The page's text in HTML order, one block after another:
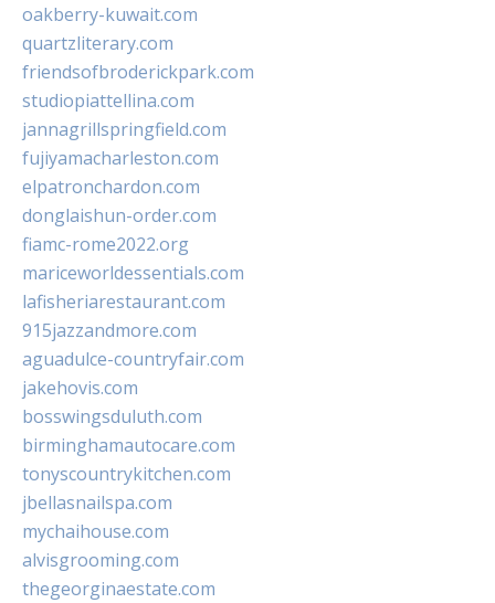
oakberry-kuwait.com
quartzliterary.com
friendsofbroderickpark.com
studiopiattellina.com
jannagrillspringfield.com
fujiyamacharleston.com
elpatronchardon.com
donglaishun-order.com
fiamc-rome2022.org
mariceworldessentials.com
lafisheriarestaurant.com
915jazzandmore.com
aguadulce-countryfair.com
jakehovis.com
bosswingsduluth.com
birminghamautocare.com
tonyscountrykitchen.com
jbellasnailspa.com
mychaihouse.com
alvisgrooming.com
thegeorginaestate.com